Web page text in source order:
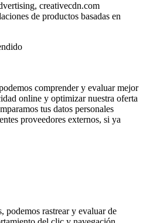
creativecdn.com
de productos basadas en
comprender y evaluar mejor
online y optimizar nuestra oferta
tus datos personales
proveedores externos, si ya
podemos rastrear y evaluar de